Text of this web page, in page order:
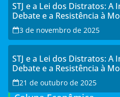
STJ e a Lei dos Distratos: A
Debate e a Resistência à
3 de novembro de 2025
STJ e a Lei dos Distratos: A
Debate e a Resistência à
21 de outubro de 2025